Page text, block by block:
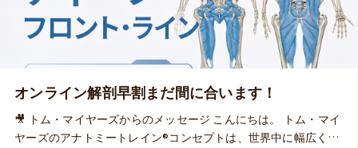
オンライン解剖早割まだ間に合います！
🎥 トム・マイヤーズからのメッセージ こんにちは。 トム・マイ
ヤーズのアナトミートレイン®コンセプトは、世界中に幅広く伝